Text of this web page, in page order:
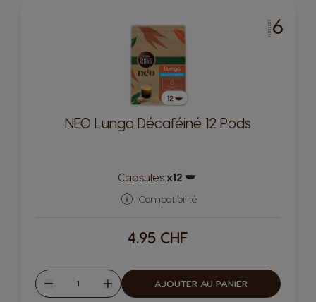
INTENSITÉ6
NEO Lungo Décaféiné 12 Pods
Capsules:x12
Compatibilité
4.95 CHF
Diminuer
Quantité
Augmenter
AJOUTER AU PANIER